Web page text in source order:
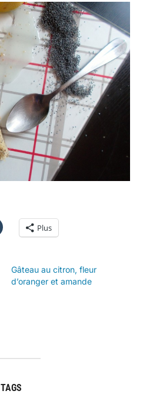
Plus
Gâteau au citron, fleur
d’oranger et amande
TAGS